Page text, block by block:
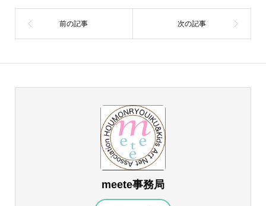
meete事務局